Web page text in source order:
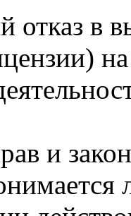
отказ в
и